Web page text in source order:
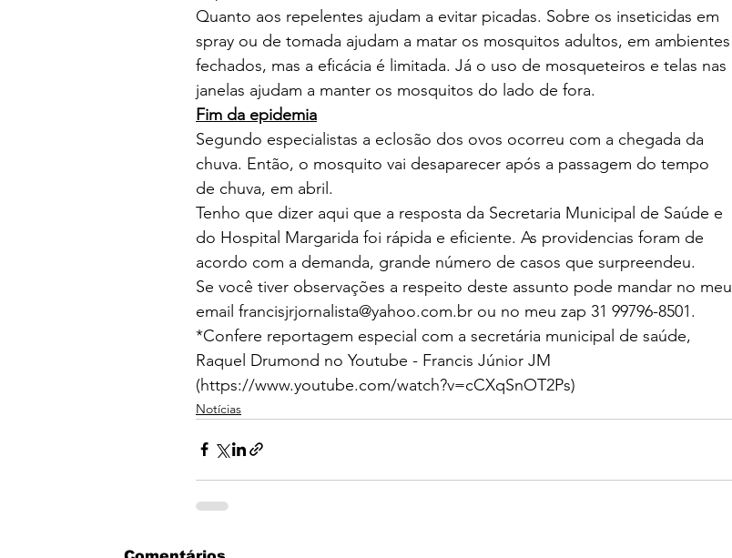
Quanto aos repelentes ajudam a evitar picadas. Sobre os inseticidas em
spray ou de tomada ajudam a matar os mosquitos adultos, em ambientes
fechados, mas a eficácia é limitada. Já o uso de mosqueteiros e telas nas
janelas ajudam a manter os mosquitos do lado de fora.
Fim da epidemia
Segundo especialistas a eclosão dos ovos ocorreu com a chegada da
chuva. Então, o mosquito vai desaparecer após a passagem do tempo
de chuva, em abril.
Tenho que dizer aqui que a resposta da Secretaria Municipal de Saúde e
do Hospital Margarida foi rápida e eficiente. As providencias foram de
acordo com a demanda, grande número de casos que surpreendeu.
Se você tiver observações a respeito deste assunto pode mandar no meu
email francisjrjornalista@yahoo.com.br ou no meu zap 31 99796-8501.
*Confere reportagem especial com a secretária municipal de saúde,
Raquel Drumond no Youtube - Francis Júnior JM
(https://www.youtube.com/watch?v=cCXqSnOT2Ps)
Notícias